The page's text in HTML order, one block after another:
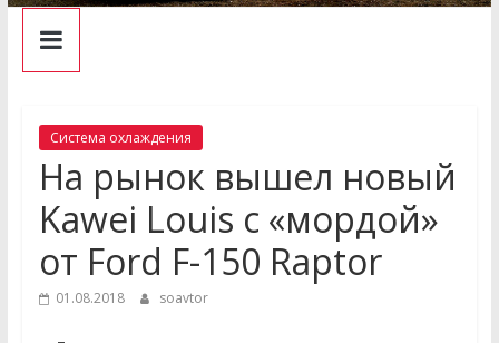
Система охлаждения
На рынок вышел новый
Kawei Louis с «мордой»
от Ford F-150 Raptor
01.08.2018 soavtor